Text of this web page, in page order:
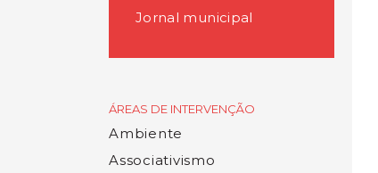
Jornal municipal
ÁREAS DE INTERVENÇÃO
Ambiente
Associativismo